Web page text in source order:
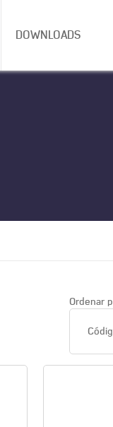
DOWNLOADS
Ordenar